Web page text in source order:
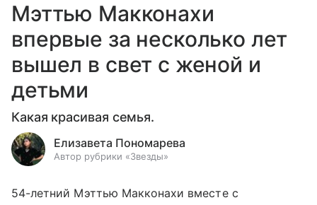
Мэттью Макконахи
впервые за несколько лет
вышел в свет с женой и
детьми
Какая красивая семья.
Елизавета Пономарева
Автор рубрики «Звезды»
54-летний Мэттью Макконахи вместе с